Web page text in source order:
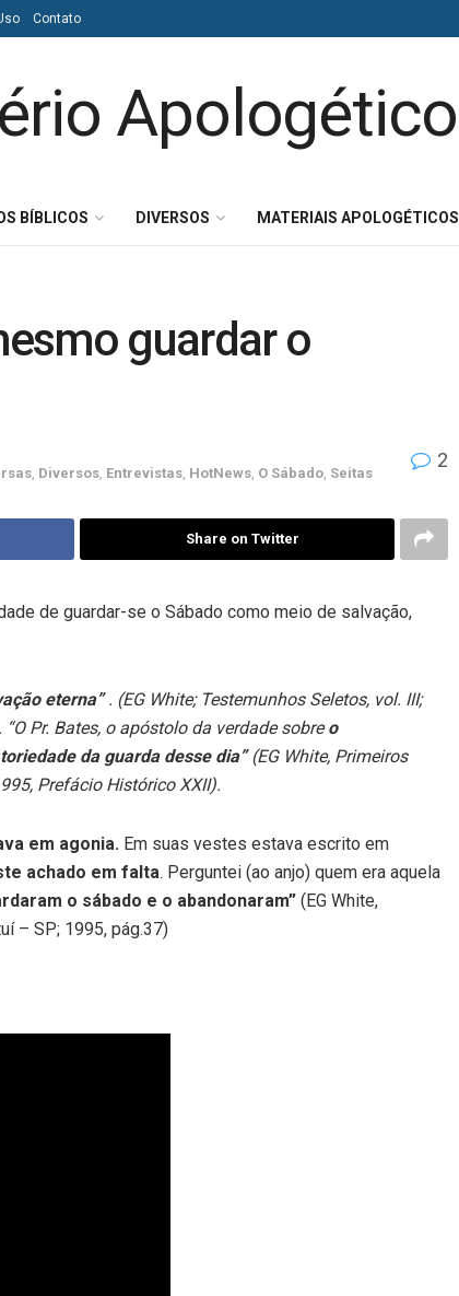
Contato
BÍBLICOS DIVERSOS MATERIAIS APOLOGÉTICOS
guardar o
, Diversos, Entrevistas, HotNews, O Sábado, Seitas
2
Share on Twitter
de guardar-se o Sábado como meio de salvação,
eterna”. (EG White; Testemunhos Seletos, vol. III;
Pr. Bates, o apóstolo da verdade sobreo
da guarda desse dia”(EG White, Primeiros
Prefácio Histórico XXII).
em agonia. Em suas vestes estava escrito em
achado em falta. Perguntei (ao anjo) quem era aquela
o sábado e o abandonaram” (EG White,
– SP; 1995, pág.37)